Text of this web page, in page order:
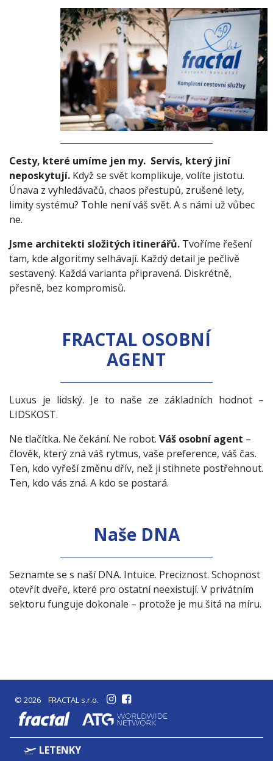
Cesty, které umíme jen my. Servis, který jiní
neposkytují. Když se svět komplikuje, volíte jistotu.
Únava z vyhledávačů, chaos přestupů, zrušené lety,
limity systému? Tohle není váš svět. A s námi už vůbec
ne.
Jsme architekti složitých itinerářů. Tvoříme řešení
tam, kde algoritmy selhávají. Každý detail je pečlivě
sestavený. Každá varianta připravená. Diskrétně,
přesně, bez kompromisů.
FRACTAL OSOBNÍ
AGENT
Luxus je lidský. Je to naše ze základních hodnot –
LIDSKOST.
Ne tlačítka. Ne čekání. Ne robot. Váš osobní agent –
člověk, který zná váš rytmus, vaše preference, váš čas.
Ten, kdo vyřeší změnu dřív, než ji stihnete postřehnout.
Ten, kdo vás zná. A kdo se postará.
Naše DNA
Seznamte se s naší DNA. Intuice. Preciznost. Schopnost
otevřít dveře, které pro ostatní neexistují. V privátním
sektoru funguje dokonale – protože je mu šitá na míru.
© 2026 FRACTAL s.r.o.
fractal
LETENKY